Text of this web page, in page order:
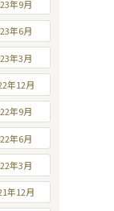
年9月
年6月
年3月
年12月
年9月
年6月
年3月
年12月